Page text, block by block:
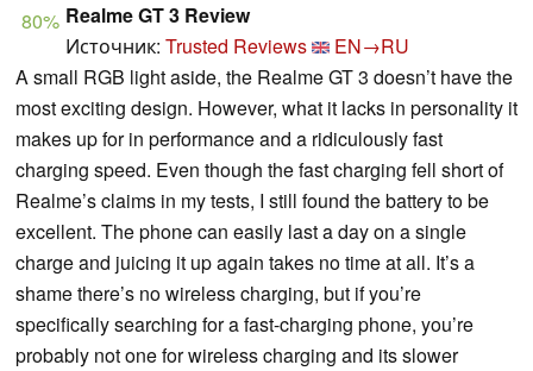
80% Realme GT 3 Review
Источник: Trusted Reviews
EN→RU
A small RGB light aside, the Realme GT 3 doesn’t have the
most exciting design. However, what it lacks in personality it
makes up for in performance and a ridiculously fast
charging speed. Even though the fast charging fell short of
Realme’s claims in my tests, I still found the battery to be
excellent. The phone can easily last a day on a single
charge and juicing it up again takes no time at all. It’s a
shame there’s no wireless charging, but if you’re
specifically searching for a fast-charging phone, you’re
probably not one for wireless charging and its slower